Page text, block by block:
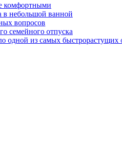
комфортными
в небольшой ванной
вопросов
семейного отпуска
одной из самых быстрорастущих